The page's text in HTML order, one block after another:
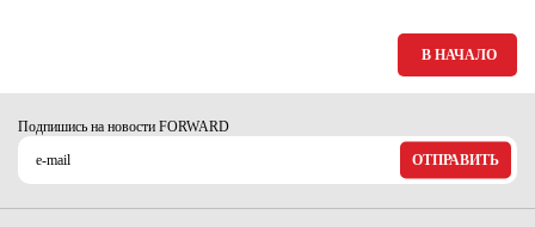
В НАЧАЛО
Подпишись на новости FORWARD
ОТПРАВИТЬ